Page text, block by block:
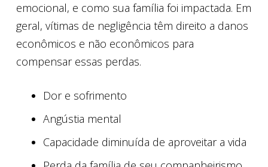
emocional, e como sua família foi impactada. Em
geral, vítimas de negligência têm direito a danos
econômicos e não econômicos para
compensar essas perdas.
Dor e sofrimento
Angústia mental
Capacidade diminuída de aproveitar a vida